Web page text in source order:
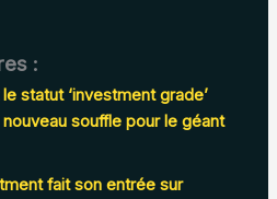
:
statut ‘investment grade’
nouveau souffle pour le géant
fait son entrée sur